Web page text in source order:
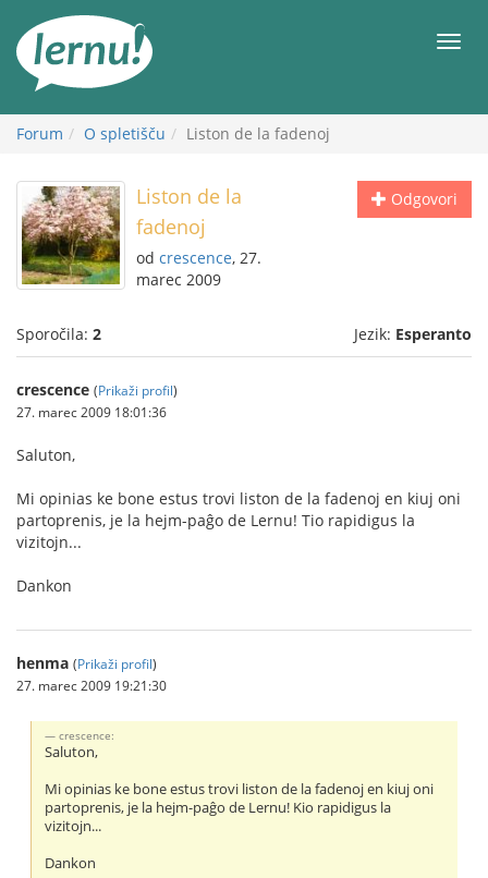
vsebini
Meni
Forum O spletišču Liston de la fadenoj
Odgovori
Liston de la
fadenoj
od crescence, 27.
marec 2009
Sporočila: 2 Jezik: Esperanto
crescence (Prikaži profil)
27. marec 2009 18:01:36
Saluton,
Mi opinias ke bone estus trovi liston de la fadenoj en kiuj oni
partoprenis, je la hejm-paĝo de Lernu! Tio rapidigus la
vizitojn...
Dankon
henma (Prikaži profil)
27. marec 2009 19:21:30
crescence:
Saluton,
Mi opinias ke bone estus trovi liston de la fadenoj en kiuj oni
partoprenis, je la hejm-paĝo de Lernu! Kio rapidigus la
vizitojn...
Dankon